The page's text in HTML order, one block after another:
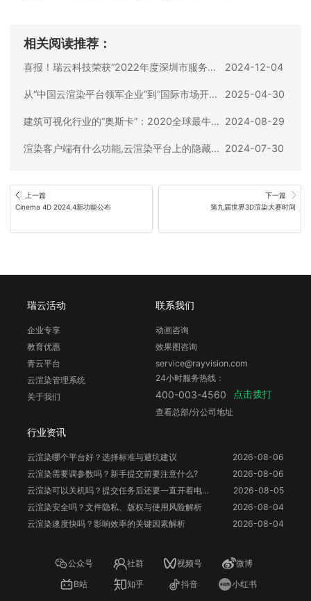
相关阅读推荐：
喜报！瑞云科技荣获“2022年度深圳市服务贸易行业领军奖” 2024-12-04
从“中国云渲染平台领军企业”到“国际市场开拓先进企业”，瑞云经历了什么？ 2025-04-30
建筑可视化行业的“奥斯卡”：2020全球最牛的建筑可视化设计都在这！ 2024-08-29
渲染客户端有什么功能,云渲染平台上的隐藏功能 2024-07-30
上一篇
Cinema 4D 2024.4新功能公布
下一篇
第九届世界3D渲染大赛时间
瑞云活动
企业专享
教育优惠
青云平台
云渲染管理系统
关于我们
行业资讯
云渲染哪个平台好？选择标准与避坑建议
2026-08-06
云渲染需要调参数吗？新手提交前要注意什么?
2026-08-06
云渲染可以关机吗？提交任务后还要一直开着电脑吗？
2026-08-05
云渲染安全吗？文件隐私、版权与使用风险解析
2026-08-04
云渲染速度快吗？影响效率的关键因素解析
2026-08-04
联系我们
动画咨询
效果图咨询
service@rayvision.com
24小时服务热线：
400-003-4560 点击拨打
查看总部/分公司地址
公众号 社群 视频号
微博
B站
知乎 抖音 小红书